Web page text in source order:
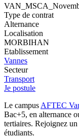
Type de contrat
Alternance
Localisation
MORBIHAN
Etablissement
Vannes
Secteur
Transport
Je postule
Le campusAFTEC
Bac+5, en alternance
tertiaires. Rejoignez
étudiants.